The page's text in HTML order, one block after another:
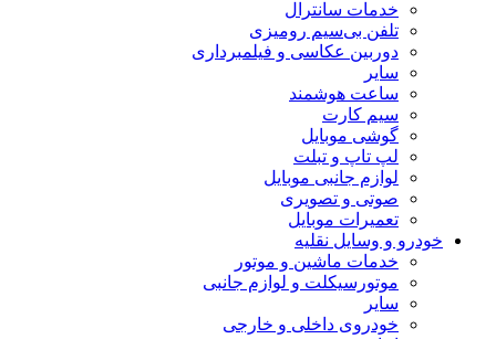
خدمات سانترال
تلفن بی‌سیم رومیزی
دوربین عکاسی و فیلمبرداری
سایر
ساعت هوشمند
سیم کارت
گوشی موبایل
لپ تاپ و تبلت
لوازم جانبی موبایل
صوتی و تصویری
تعمیرات موبایل
خودرو و وسایل نقلیه
خدمات ماشین و موتور
موتورسیکلت و لوازم جانبی
سایر
خودروی داخلی و خارجی